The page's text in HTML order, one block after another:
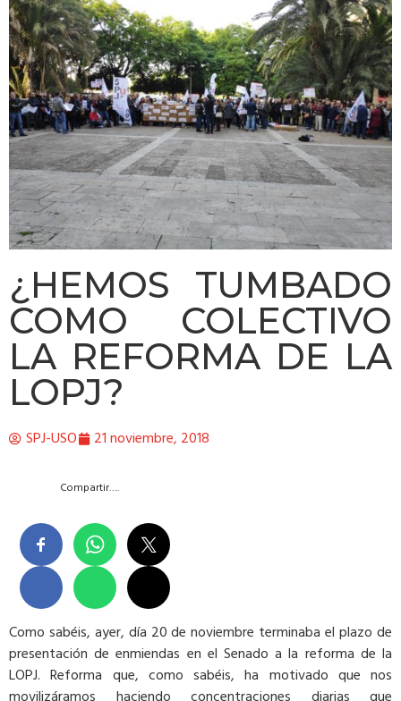
¿HEMOS TUMBADO
COMO COLECTIVO
LA REFORMA DE LA
LOPJ?
SPJ-USO 21 noviembre, 2018
Compartir….
Como sabéis, ayer, día 20 de noviembre terminaba el plazo de
presentación de enmiendas en el Senado a la reforma de la
LOPJ. Reforma que, como sabéis, ha motivado que nos